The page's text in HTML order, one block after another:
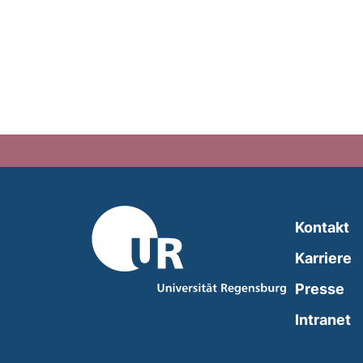
Kontakt
Karriere
Presse
Intranet